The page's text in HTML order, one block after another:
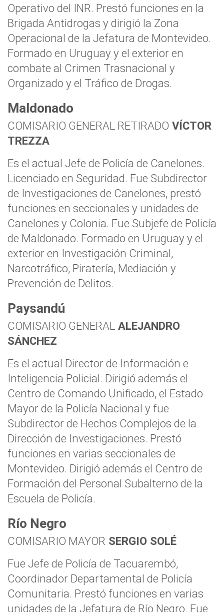
Operativo del INR. Prestó funciones en la
Brigada Antidrogas y dirigió la Zona
Operacional de la Jefatura de Montevideo.
Formado en Uruguay y el exterior en
combate al Crimen Trasnacional y
Organizado y el Tráfico de Drogas.
Maldonado
COMISARIO GENERAL RETIRADO VÍCTOR
TREZZA
Es el actual Jefe de Policía de Canelones.
Licenciado en Seguridad. Fue Subdirector
de Investigaciones de Canelones, prestó
funciones en seccionales y unidades de
Canelones y Colonia. Fue Subjefe de Policía
de Maldonado. Formado en Uruguay y el
exterior en Investigación Criminal,
Narcotráfico, Piratería, Mediación y
Prevención de Delitos.
Paysandú
COMISARIO GENERAL ALEJANDRO
SÁNCHEZ
Es el actual Director de Información e
Inteligencia Policial. Dirigió además el
Centro de Comando Unificado, el Estado
Mayor de la Policía Nacional y fue
Subdirector de Hechos Complejos de la
Dirección de Investigaciones. Prestó
funciones en varias seccionales de
Montevideo. Dirigió además el Centro de
Formación del Personal Subalterno de la
Escuela de Policía.
Río Negro
COMISARIO MAYOR SERGIO SOLÉ
Fue Jefe de Policía de Tacuarembó,
Coordinador Departamental de Policía
Comunitaria. Prestó funciones en varias
unidades de la Jefatura de Río Negro. Fue